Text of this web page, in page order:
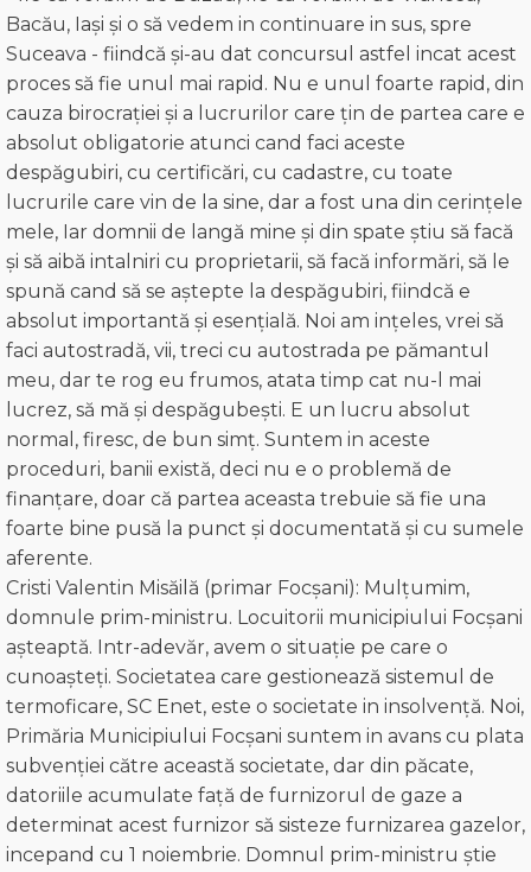
Bacău, Iași și o să vedem in continuare in sus, spre
Suceava - fiindcă și-au dat concursul astfel incat acest
proces să fie unul mai rapid. Nu e unul foarte rapid, din
cauza birocrației și a lucrurilor care țin de partea care e
absolut obligatorie atunci cand faci aceste
despăgubiri, cu certificări, cu cadastre, cu toate
lucrurile care vin de la sine, dar a fost una din cerințele
mele, Iar domnii de langă mine și din spate știu să facă
și să aibă intalniri cu proprietarii, să facă informări, să le
spună cand să se aștepte la despăgubiri, fiindcă e
absolut importantă și esențială. Noi am ințeles, vrei să
faci autostradă, vii, treci cu autostrada pe pămantul
meu, dar te rog eu frumos, atata timp cat nu-l mai
lucrez, să mă și despăgubești. E un lucru absolut
normal, firesc, de bun simț. Suntem in aceste
proceduri, banii există, deci nu e o problemă de
finanțare, doar că partea aceasta trebuie să fie una
foarte bine pusă la punct și documentată și cu sumele
aferente.
Cristi Valentin Misăilă (primar Focșani): Mulţumim,
domnule prim-ministru. Locuitorii municipiului Focșani
așteaptă. Intr-adevăr, avem o situație pe care o
cunoașteți. Societatea care gestionează sistemul de
termoficare, SC Enet, este o societate in insolvență. Noi,
Primăria Municipiului Focșani suntem in avans cu plata
subvenției către această societate, dar din păcate,
datoriile acumulate față de furnizorul de gaze a
determinat acest furnizor să sisteze furnizarea gazelor,
incepand cu 1 noiembrie. Domnul prim-ministru știe